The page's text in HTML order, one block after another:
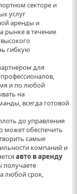
секторе и
услуг
аренды и
рынке в течение
гибкую
для
и по любой
на
всегда готовой
до управления
может обеспечить
самые
компаний и
авто в аренду
получаете
любой срок,